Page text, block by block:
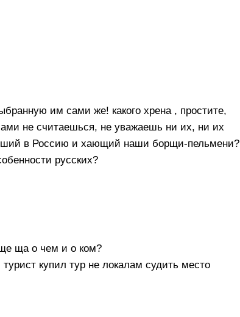
им сами же! какого хрена , простите,
не считаешься, не уважаешь ни их, ни их
в Россию и хающий наши борщи-пельмени?
русских?
ща о чем и о ком?
купил тур не локалам судить место